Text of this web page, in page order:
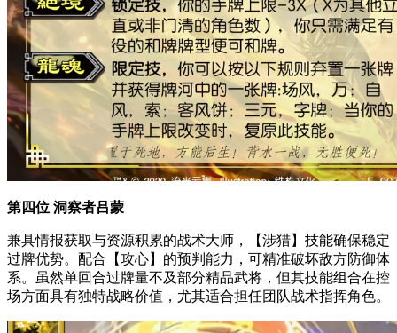
第四位 洞察者吕蒙
兼具情报获取与资源积累的战术大师，【涉猎】技能确保稳定
过牌优势。配合【攻心】的预判能力，可精准破坏敌方防御体
系。虽然单回合过牌量不及部分精品武将，但其技能组合在控
场方面具有独特战略价值，尤其适合担任团队战术指挥角色。